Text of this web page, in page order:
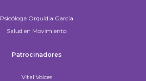
Psicóloga Orquídia García
Salud en Movimiento
Patrocinadores
Vital Voices